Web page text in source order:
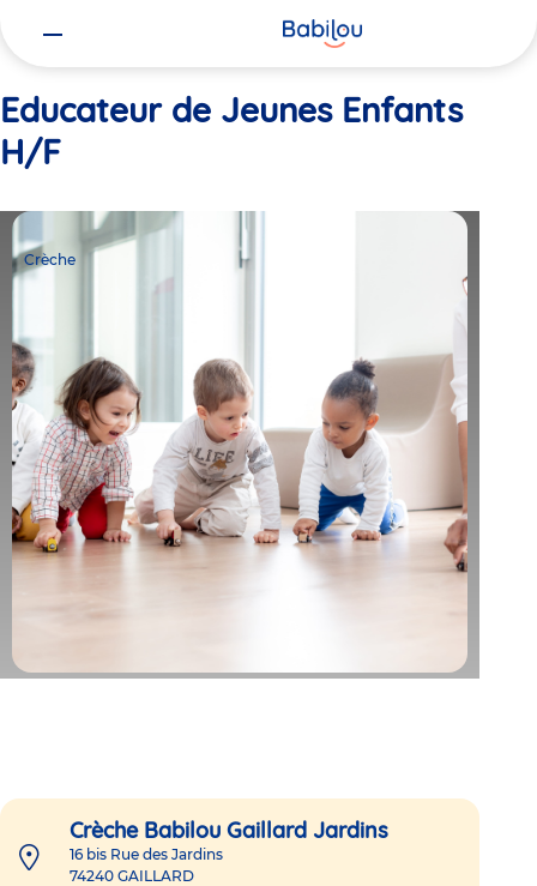
Educateur de Jeunes Enfants
H/F
Crèche
Babilou
Jardins
Crèche
Crèche Babilou Gaillard Jardins
16 bis Rue des Jardins
74240 GAILLARD